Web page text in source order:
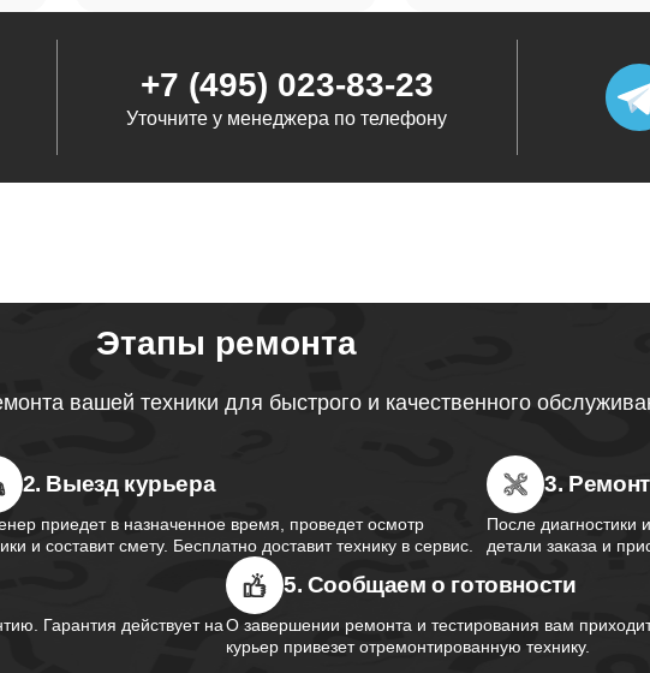
+7 (495) 023-83-23
Уточните у менеджера по телефону
Этапы ремонта
вашей техники для быстрого и качественного
2. Выезд курьера
приедет в назначенное время, проведет осмотр
и составит смету. Бесплатно доставит технику в сервис.
3.
После диагностики
детали заказа и
Гарантия действует на
5. Сообщаем о готовности
О завершении ремонта и тестирования вам
курьер привезет отремонтированную технику.